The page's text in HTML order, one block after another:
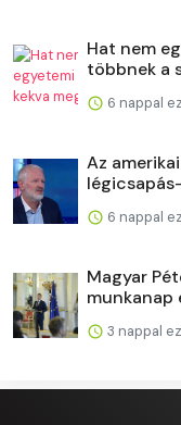
Hat nem
többnek a
6 nappal
Az
6 nappal
Magyar
munkanap
3 nappal